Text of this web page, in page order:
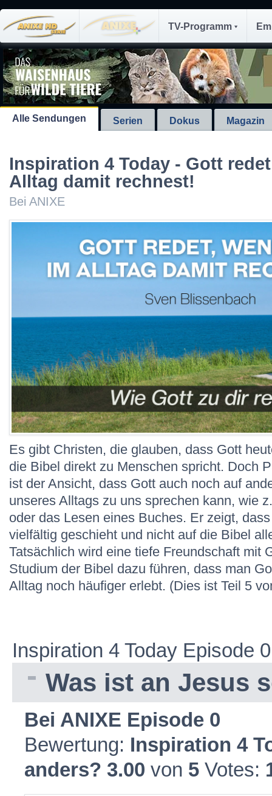
TV-Programm
Alle Sendungen Serien Dokus Magazin
Inspiration 4 Today - Gott
Alltag damit rechnest!
Bei ANIXE
Es gibt Christen, die glauben, dass Gott
die Bibel direkt zu Menschen spricht. Doch
ist der Ansicht, dass Gott auch noch auf
unseres Alltags zu uns sprechen kann, wie
oder das Lesen eines Buches. Er zeigt,
vielfältig geschieht und nicht auf die Bibel
Tatsächlich wird eine tiefe Freundschaft mit
Studium der Bibel dazu führen, dass man
Alltag noch häufiger erlebt. (Dies ist Teil 5
Inspiration 4 Today Episode 0
Was ist an Jesus
Bei ANIXE Episode 0
Bewertung: Inspiration 4
anders? 3.00 von 5 Votes: